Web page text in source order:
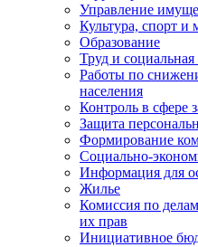
Управление
Культура, спорт и
Образование
Труд и
Работы по
населения
Контроль в сфере
Защита
Формирование
Социально-
Информация для
Жилье
Комиссия по
их прав
Инициативное